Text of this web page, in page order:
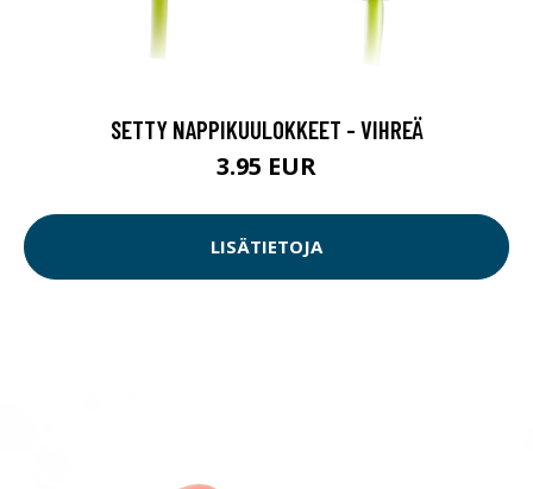
SETTY NAPPIKUULOKKEET - VIHREÄ
3.95 EUR
LISÄTIETOJA